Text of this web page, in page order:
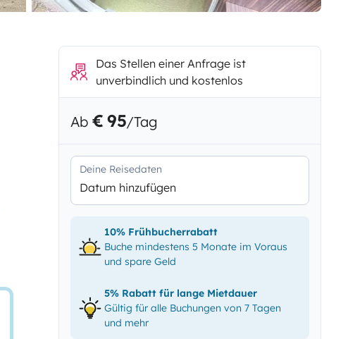
Das Stellen einer Anfrage ist
unverbindlich und kostenlos
Ab € 95/Tag
Deine Reisedaten
Datum hinzufügen
10% Frühbucherrabatt
Buche mindestens 5 Monate im Voraus
und spare Geld
5% Rabatt für lange Mietdauer
Gültig für alle Buchungen von 7 Tagen
und mehr